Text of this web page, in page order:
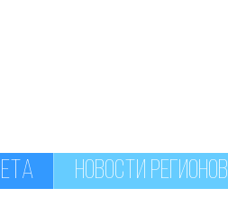
НОВОСТИ РЕГИОНОВ